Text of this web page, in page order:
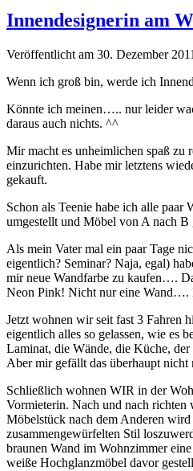
Innendesignerin am
Veröffentlicht am 30. Dezember 2011
Wenn ich groß bin, werde ich
Könnte ich meinen….. nur leider
daraus auch nichts. ^^
Mir macht es unheimlichen spaß zu
einzurichten. Habe mir letztens
gekauft.
Schon als Teenie habe ich alle paar
umgestellt und Möbel von A nach B
Als mein Vater mal ein paar Tage
eigentlich? Seminar? Naja, egal)
mir neue Wandfarbe zu kaufen….
Neon Pink! Nicht nur eine Wand….
Jetzt wohnen wir seit fast 3 Fahren
eigentlich alles so gelassen, wie es
Laminat, die Wände, die Küche,
Aber mir gefällt das überhaupt nicht
Schließlich wohnen WIR in der
Vormieterin. Nach und nach richten
Möbelstück nach dem Anderen wird
zusammengewürfelten Stil
braunen Wand im Wohnzimmer
weiße Hochglanzmöbel davor